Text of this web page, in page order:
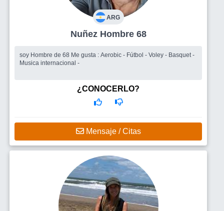
ARG
Nuñez Hombre 68
soy Hombre de 68 Me gusta : Aerobic - Fútbol - Voley - Basquet -
Musica internacional -
¿CONOCERLO?
Mensaje / Citas